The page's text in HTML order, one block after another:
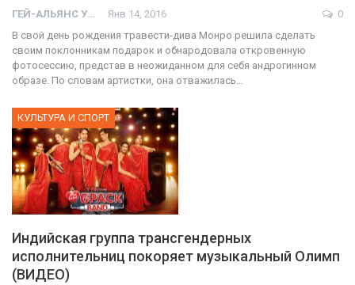
ГЕЙ-АЛЬЯНС УКРАИНА Янв 14, 2016
0
В свой день рождения травести-дива Монро решила сделать
своим поклонникам подарок и обнародовала откровенную
фотосессию, представ в неожиданном для себя андрогинном
образе. По словам артистки, она отважилась…
КУЛЬТУРА И СПОРТ
Индийская группа трансгендерных
исполнительниц покоряет музыкальный Олимп
(ВИДЕО)